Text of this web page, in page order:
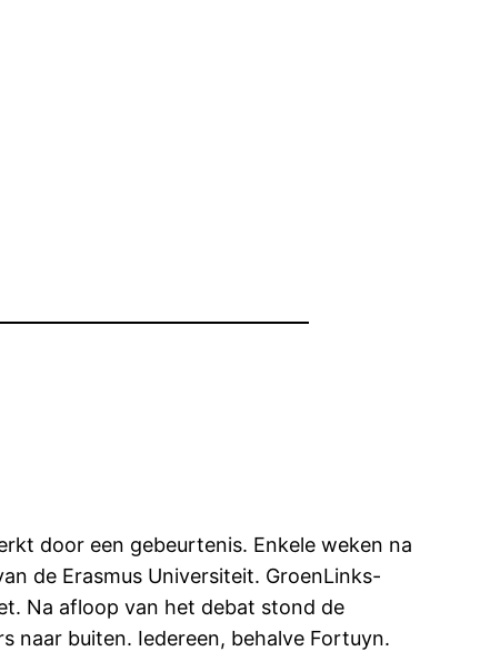
door een gebeurtenis. Enkele weken na
de Erasmus Universiteit. GroenLinks-
Na afloop van het debat stond de
naar buiten. Iedereen, behalve Fortuyn.